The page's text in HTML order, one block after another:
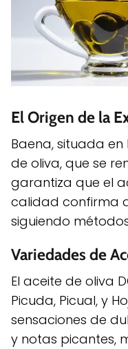
El Origen de la
Baena, situada
de oliva, que se
garantiza que el
calidad confirma
siguiendo
Variedades de
El aceite de oliva
Picuda, Picual, y
sensaciones de
y notas picantes,